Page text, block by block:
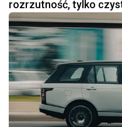
rozrzutność, tylko